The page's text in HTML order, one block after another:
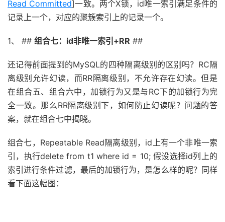
Read Committed]一致。两个X锁，id唯一索引满足条件的
记录上一个，对应的聚簇索引上的记录一个。
1、 ## 组合七：id非唯一索引+RR ##
还记得前面提到的MySQL的四种隔离级别的区别吗？RC隔
离级别允许幻读，而RR隔离级别，不允许存在幻读。但是
在组合五、组合六中，加锁行为又是与RC下的加锁行为完
全一致。那么RR隔离级别下，如何防止幻读呢？问题的答
案，就在组合七中揭晓。
组合七，Repeatable Read隔离级别，id上有一个非唯一索
引，执行delete from t1 where id = 10; 假设选择id列上的
索引进行条件过滤，最后的加锁行为，是怎么样的呢？同样
看下面这幅图：